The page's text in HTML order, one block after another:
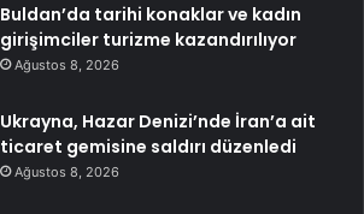
Buldan’da tarihi konaklar ve kadın
girişimciler turizme kazandırılıyor
Ağustos 8, 2026
Ukrayna, Hazar Denizi’nde İran’a ait
ticaret gemisine saldırı düzenledi
Ağustos 8, 2026